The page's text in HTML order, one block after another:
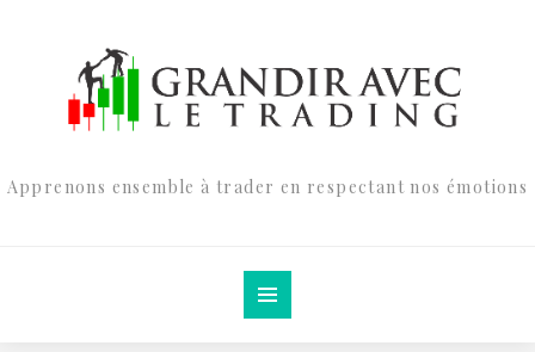
Apprenons ensemble à trader en respectant nos émotions